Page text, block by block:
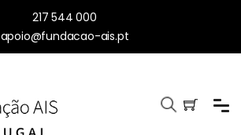
217 544 000
apoio@fundacao-ais.pt